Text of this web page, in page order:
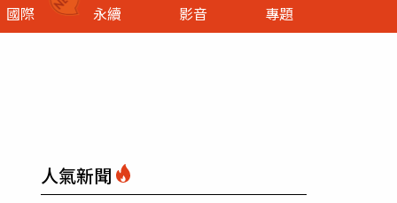
國際 永續 影音 專題
人氣新聞